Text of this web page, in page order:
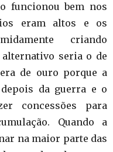
funcionou bem nos
eram altos e os
criando
seria o de
de ouro porque a
da guerra e o
concessões para
Quando a
na maior parte das